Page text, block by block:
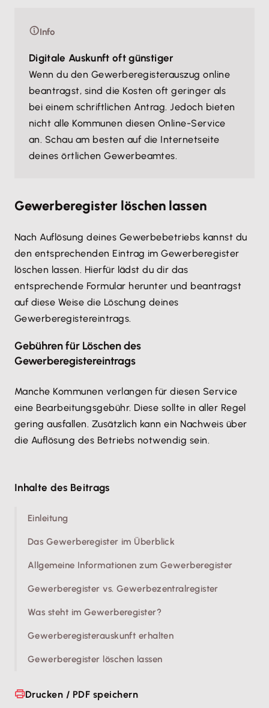
Info
Digitale Auskunft oft günstiger
Wenn du den Gewerberegisterauszug online
beantragst, sind die Kosten oft geringer als
bei einem schriftlichen Antrag. Jedoch bieten
nicht alle Kommunen diesen Online-Service
an. Schau am besten auf die Internetseite
deines örtlichen Gewerbeamtes.
Gewerberegister löschen lassen
Nach Auflösung deines Gewerbebetriebs kannst du
den entsprechenden Eintrag im Gewerberegister
löschen lassen. Hierfür lädst du dir das
entsprechende Formular herunter und beantragst
auf diese Weise die Löschung deines
Gewerberegistereintrags.
Gebühren für Löschen des
Gewerberegistereintrags
Manche Kommunen verlangen für diesen Service
eine Bearbeitungsgebühr. Diese sollte in aller Regel
gering ausfallen. Zusätzlich kann ein Nachweis über
die Auflösung des Betriebs notwendig sein.
Inhalte des Beitrags
Einleitung
Das Gewerberegister im Überblick
Allgemeine Informationen zum Gewerberegister
Gewerberegister vs. Gewerbezentralregister
Was steht im Gewerberegister?
Gewerberegisterauskunft erhalten
Gewerberegister löschen lassen
Drucken / PDF speichern